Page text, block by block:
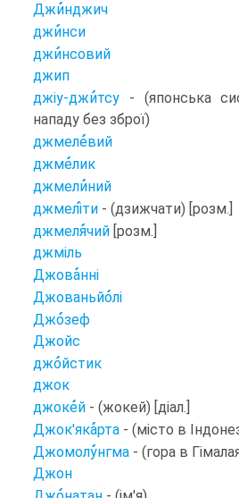
Джинджич
джинси
джинсовий
джип
джіу-джитсу - (японська
нападу без зброї)
джмелевий
джмелик
джмелиний
джмеліти - (дзижчати) [розм.]
джмелячий [розм.]
джміль
Джованні
Джованьйолі
Джозеф
Джойс
джойстик
джок
джокей - (жокей) [діал.]
Джок'якарта - (місто в
Джомолунгма - (гора в
Джон